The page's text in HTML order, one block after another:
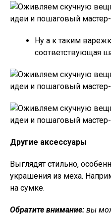
Ну а к таким
соответствующая
Другие аксессуары
Выглядят стильно,
украшения из меха.
на сумке.
Обратите внимание: вы